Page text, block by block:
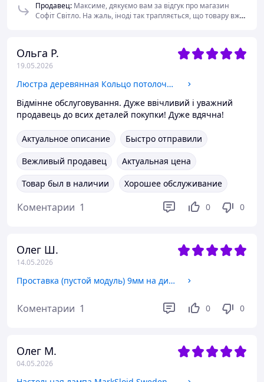
Продавец: Максиме, дякуємо вам за відгук про магазин
Софіт Світло. На жаль, іноді так трапляється, що товару вже
Ольга Р.
19.05.2026
Люстра деревянная Кольцо потолочное 5 ламп, дерево состаренное, шпагат, D-57см, ФС 003
Відмінне обслуговування. Дуже ввічливий і уважний
продавець до всих деталей покупки! Дуже вдячна!
Актуальное описание
Быстро отправили
Вежливый продавец
Актуальная цена
Товар был в наличии
Хорошее обслуживание
Коментарии 1 0 0
Олег Ш.
14.05.2026
Проставка (пустой модуль) 9мм на дин-рейку для шин, Hager LZ060
Коментарии 1 0 0
Олег М.
04.05.2026